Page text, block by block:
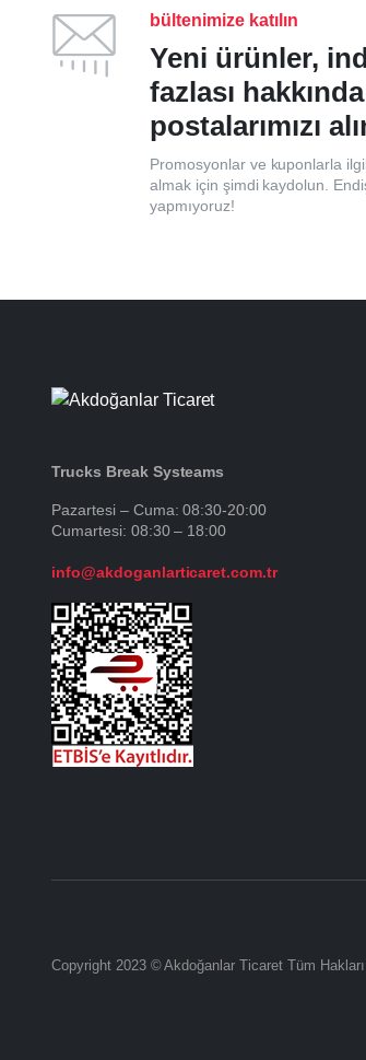
bültenimize katılın
Yeni ürünler,
fazlası
postalarımızı
Promosyonlar ve kuponlarla
almak için şimdi kaydolun.
yapmıyoruz!
Trucks Break Systeams
Pazartesi – Cuma: 08:30-20:00
Cumartesi: 08:30 – 18:00
info@akdoganlarticaret.com.tr
Copyright 2023 © Akdoğanlar Ticaret Tüm Hakları